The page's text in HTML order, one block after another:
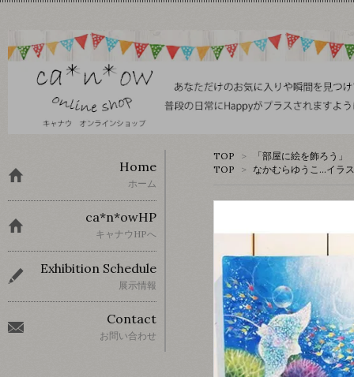
TOP >
「部屋に絵を飾ろう
TOP
> なかむらゆうこ…イラ
Home
ホーム
ca*n*owHP
キャナウHPへ
Exhibition Schedule
展示情報
Contact
お問い合わせ